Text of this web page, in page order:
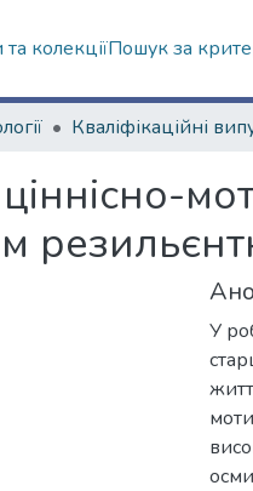
колекціїПошук за
У